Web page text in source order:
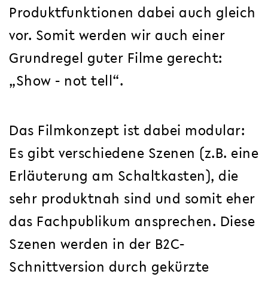
Produktfunktionen dabei auch gleich
vor. Somit werden wir auch einer
Grundregel guter Filme gerecht:
„Show - not tell“.
Das Filmkonzept ist dabei modular:
Es gibt verschiedene Szenen (z.B. eine
Erläuterung am Schaltkasten), die
sehr produktnah sind und somit eher
das Fachpublikum ansprechen. Diese
Szenen werden in der B2C-
Schnittversion durch gekürzte